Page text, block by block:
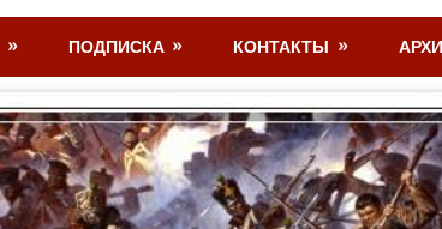
ПОДПИСКА КОНТАКТЫ